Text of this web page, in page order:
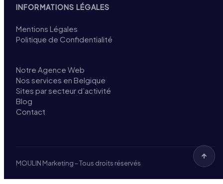
INFORMATIONS LÉGALES
Mentions Légales
Politique de Confidentialité
Notre Agence Web
Nos services en Belgique
Sites par secteur d’activité
Blog
Contact
MOULIN Marketing – Tous droits réservés